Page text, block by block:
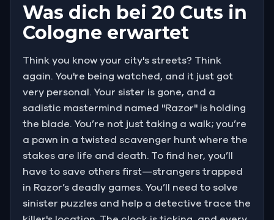
Was dich bei 20 Cuts in
Cologne erwartet
Think you know your city's streets? Think
again. You're being watched, and it just got
very personal. Your sister is gone, and a
sadistic mastermind named "Razor" is holding
the blade. You’re not just taking a walk; you’re
a pawn in a twisted scavenger hunt where the
stakes are life and death. To find her, you’ll
have to save others first—strangers trapped
in Razor’s deadly games. You’ll need to solve
sinister puzzles and help a detective trace the